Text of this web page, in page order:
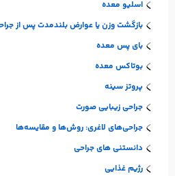
اسلیو معده
بازگشت وزن یا عوارض بلندمدت پس از جراحی
بای پس معده
بوتاکس معده
پروتز سینه
جراحی زیبایی صورت
جراحی‌های لاغری: روش‌ها و مقایسه‌ها
دانستنی های جراحی
رژیم غذایی